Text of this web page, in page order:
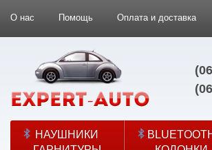
О нас Помощь Оплата и доставка
НАУШНИКИ